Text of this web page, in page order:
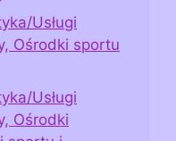
Usługi
Ośrodki sportu
Usługi
Ośrodki